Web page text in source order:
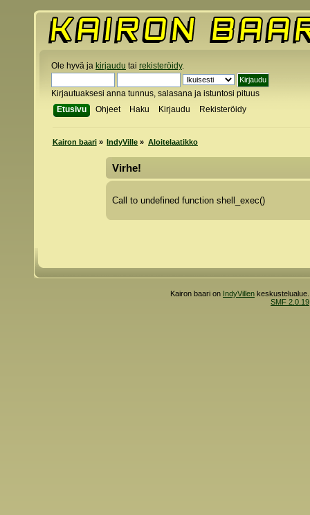
Ole hyvä ja kirjaudu tai rekisteröidy.
Kirjautuaksesi anna tunnus, salasana ja istuntosi pituus
Etusivu
Ohjeet Haku Kirjaudu Rekisteröidy
Kairon baari» IndyVille » Aloitelaatikko
Virhe!
Call to undefined function shell_exec()
Kairon baari on IndyVillen
SMF 2.0.19